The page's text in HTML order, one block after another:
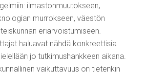
ilmastonmuutokseen,
murrokseen, väestön
eriarvoistumiseen.
haluavat nähdä konkreettisia
jo tutkimushankkeen aikana.
vaikuttavuus on tietenkin